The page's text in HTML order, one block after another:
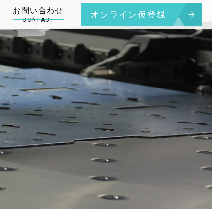
CONTACT
オンライン仮登録